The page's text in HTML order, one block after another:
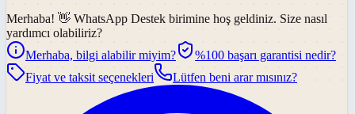
Merhaba! 👋 WhatsApp Destek birimine hoş geldiniz. Size nasıl
yardımcı olabiliriz?
Merhaba, bilgi alabilir miyim?
%100 başarı garantisi nedir?
Fiyat ve taksit seçenekleri
Lütfen beni arar mısınız?